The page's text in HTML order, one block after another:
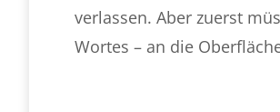
verlassen. Aber zuerst
Wortes – an die